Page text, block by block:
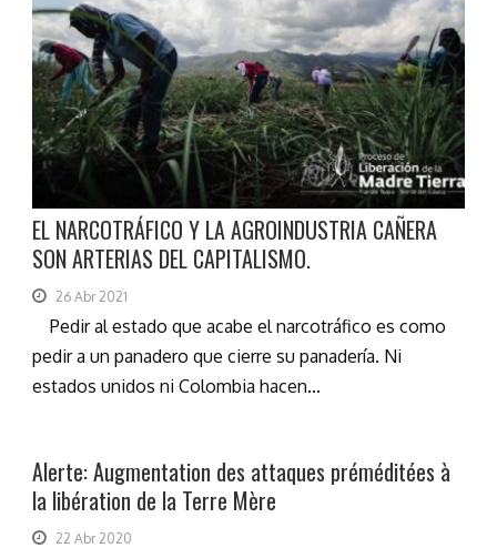
EL NARCOTRÁFICO Y LA AGROINDUSTRIA CAÑERA
SON ARTERIAS DEL CAPITALISMO.
26 Abr 2021
Pedir al estado que acabe el narcotráfico es como
pedir a un panadero que cierre su panadería. Ni
estados unidos ni Colombia hacen...
Alerte: Augmentation des attaques préméditées à
la libération de la Terre Mère
22 Abr 2020